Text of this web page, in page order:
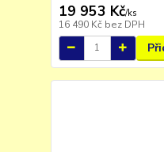
19 953 Kč/ks
16 490 Kč bez DPH